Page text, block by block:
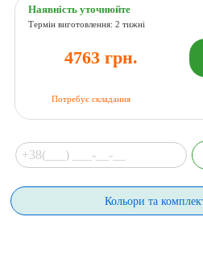
Наявність уточнюйте
Термін виготовлення: 2 тижні
4763 грн.
Потребує складання
Кольори та